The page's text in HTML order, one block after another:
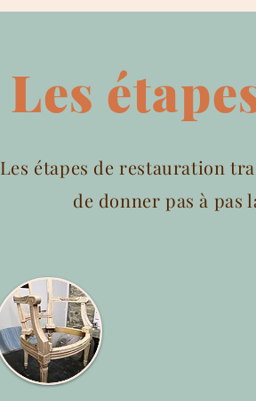
Les
Les étapes de restauration
de donner pas à